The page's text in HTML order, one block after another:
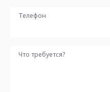
Телефон
Что требуется?